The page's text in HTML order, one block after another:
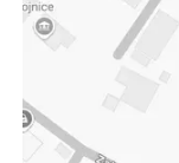
Doporučuji.
Marcela
ověřený
Jsem
Vratislav
Spokojenost